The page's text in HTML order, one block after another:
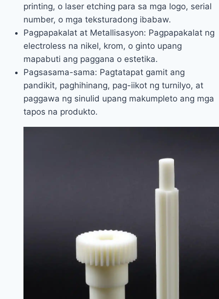
printing, o laser etching para sa mga logo, serial
number, o mga teksturadong ibabaw.
Pagpapakalat at Metallisasyon: Pagpapakalat ng
electroless na nikel, krom, o ginto upang
mapabuti ang paggana o estetika.
Pagsasama-sama: Pagtatapat gamit ang
pandikit, paghihinang, pag-iikot ng turnilyo, at
paggawa ng sinulid upang makumpleto ang mga
tapos na produkto.